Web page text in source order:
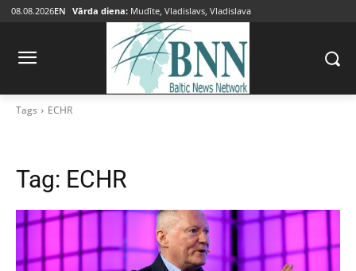
08.08.2026EN Vārda diena: Mudīte, Vladislavs, Vladislava
Tags ECHR
Tag: ECHR